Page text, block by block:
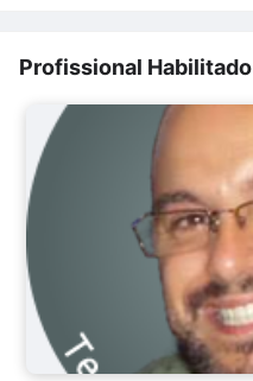
Profissional Habilitado